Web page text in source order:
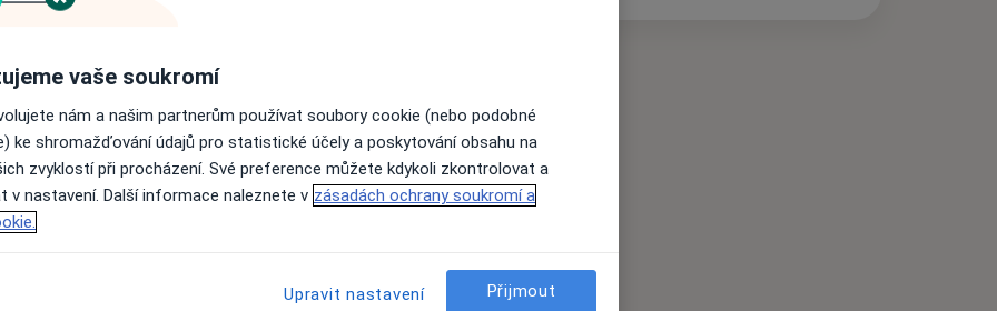
nejsou k dispozici
informace o svých službách.
vaše soukromí
nám a našim partnerům používat soubory cookie (nebo podobné
ke shromažďování údajů pro statistické účely a poskytování obsahu na
zvyklostí při procházení. Své preference můžete kdykoli zkontrolovat a
v nastavení. Další informace naleznete v zásadách ochrany soukromí a
Upravit nastavení Přijmout